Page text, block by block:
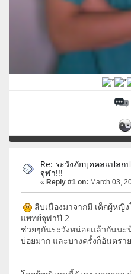
Re: ระวังภัยบุคคลแปลก
จุฬา!!!
« Reply #1 on: March 03,
สืบเนื่องมาจากมี เด็กผู้หญิ
แพทย์จุฬาปี 2
ช่วยๆกันระวังหน่อยแล้วกันนะ
บ่อยมาก และบางครั้งก็อันตราย